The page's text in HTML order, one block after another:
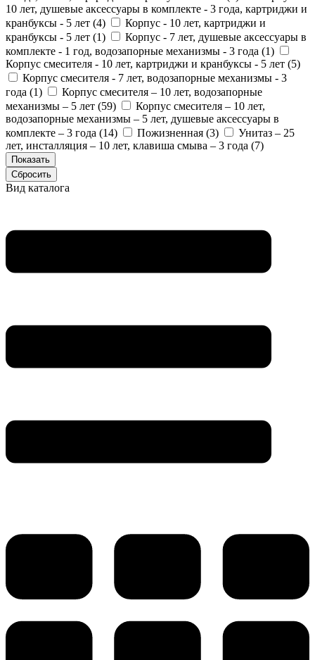
10 лет, душевые аксессуары в комплекте - 3 года, картриджи и
кранбуксы - 5 лет (4)
Корпус - 10 лет, картриджи и
кранбуксы - 5 лет (1)
Корпус - 7 лет, душевые аксессуары в
комплекте - 1 год, водозапорные механизмы - 3 года (1)
Корпус смесителя - 10 лет, картриджи и кранбуксы - 5 лет (5)
Корпус смесителя - 7 лет, водозапорные механизмы - 3
года (1)
Корпус смесителя – 10 лет, водозапорные
механизмы – 5 лет (59)
Корпус смесителя – 10 лет,
водозапорные механизмы – 5 лет, душевые аксессуары в
комплекте – 3 года (14) Пожизненная (3)
Унитаз – 25
лет, инсталляция – 10 лет, клавиша смыва – 3 года (7)
Вид каталога